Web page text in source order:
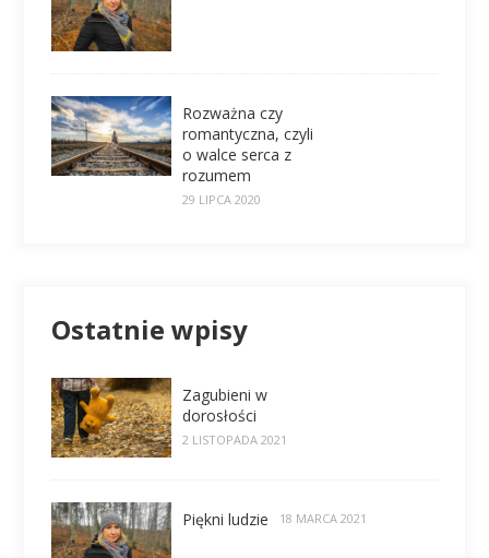
Rozważna czy
romantyczna, czyli
o walce serca z
rozumem
29 LIPCA 2020
Ostatnie wpisy
Zagubieni w
dorosłości
2 LISTOPADA 2021
Piękni ludzie 18 MARCA 2021